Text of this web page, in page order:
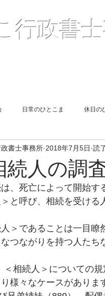
行政書
日常のひとこま 休日の
言 図書紹介 同期勉強会
Short Lesson 終活
ジタル遺品 民法改正
人の調
書士事務所 2018年7月5日 読
、死亡によって開始す
と呼び、相続を受ける
＞であることは一目瞭
つながりを持つ人たち
相続人＞についての規
様々なケースがあり